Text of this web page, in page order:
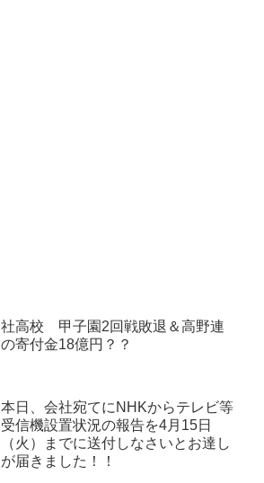
社高校 甲子園2回戦敗退＆高野連
の寄付金18億円？？
本日、会社宛てにNHKからテレビ等
受信機設置状況の報告を4月15日
（火）までに送付しなさいとお達し
が届きました！！